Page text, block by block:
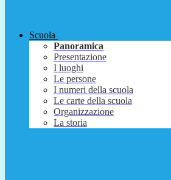
Scuola
Panoramica
Presentazione
I luoghi
Le persone
I numeri della scuola
Le carte della scuola
Organizzazione
La storia